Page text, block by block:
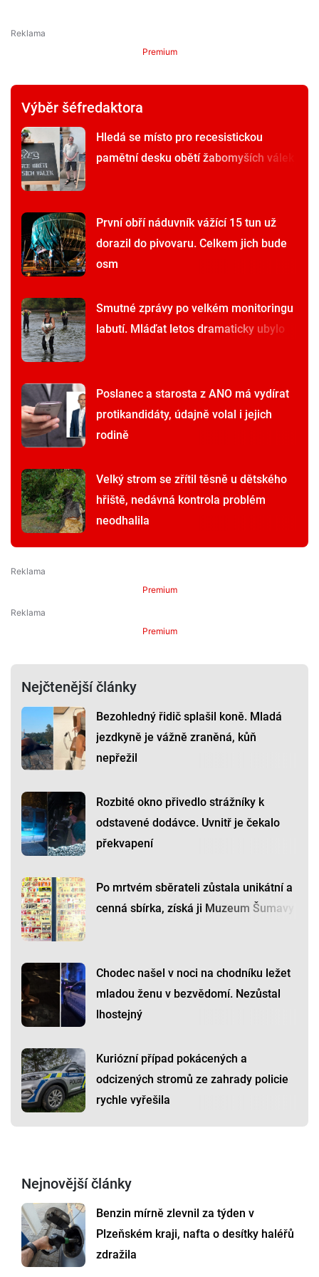
Premium
Výběr šéfredaktora
Hledá se místo pro recesistickou
pamětní desku obětí žabomyších válek
První obří náduvník vážící 15 tun už
dorazil do pivovaru. Celkem jich bude
osm
Smutné zprávy po velkém monitoringu
labutí. Mláďat letos dramaticky ubylo
Poslanec a starosta z ANO má vydírat
protikandidáty, údajně volal i jejich
rodině
Velký strom se zřítil těsně u dětského
hřiště, nedávná kontrola problém
neodhalila
Premium
Premium
Nejčtenější články
Bezohledný řidič splašil koně. Mladá
jezdkyně je vážně zraněná, kůň
nepřežil
Rozbité okno přivedlo strážníky k
odstavené dodávce. Uvnitř je čekalo
překvapení
Po mrtvém sběrateli zůstala unikátní a
cenná sbírka, získá ji Muzeum Šumavy
Chodec našel v noci na chodníku ležet
mladou ženu v bezvědomí. Nezůstal
lhostejný
Kuriózní případ pokácených a
odcizených stromů ze zahrady policie
rychle vyřešila
Nejnovější články
Benzin mírně zlevnil za týden v
Plzeňském kraji, nafta o desítky haléřů
zdražila